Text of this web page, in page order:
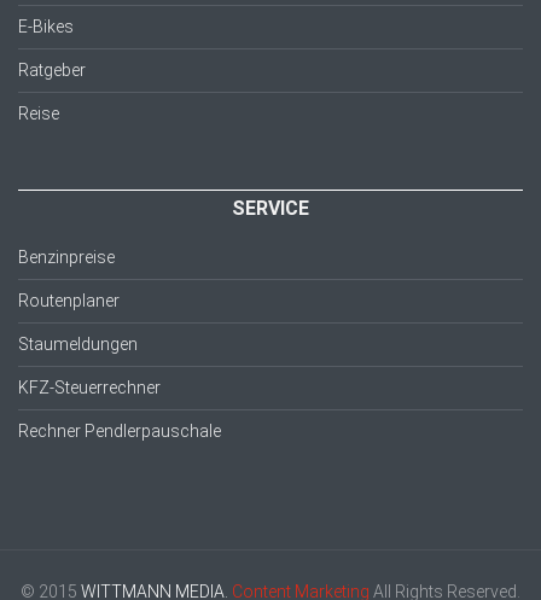
E-Bikes
Ratgeber
Reise
SERVICE
Benzinpreise
Routenplaner
Staumeldungen
KFZ-Steuerrechner
Rechner Pendlerpauschale
© 2015 WITTMANN MEDIA. Content Marketing All Rights Reserved.